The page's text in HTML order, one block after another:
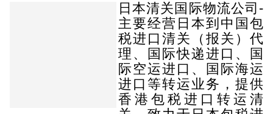
日本清关国际物流公司-
主要经营日本到中国包
税进口清关（报关）代
理、国际快递进口、国
际空运进口、国际海运
进口等转运业务，提供
香港包税进口转运清